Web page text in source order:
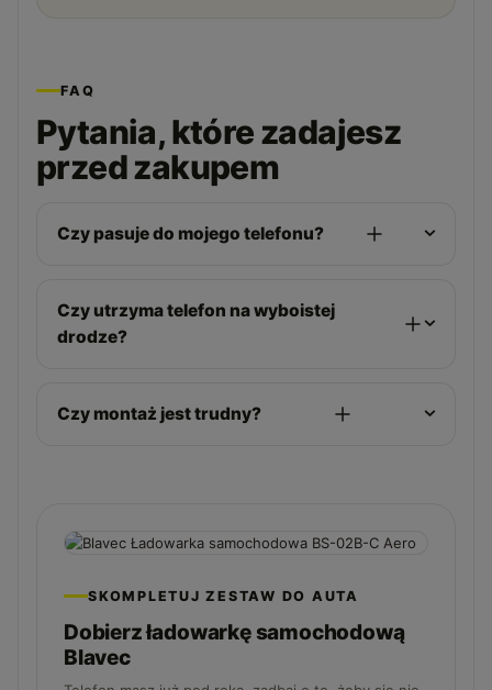
FAQ
Pytania, które zadajesz
przed zakupem
Czy pasuje do mojego telefonu?
Czy utrzyma telefon na wyboistej
drodze?
Czy montaż jest trudny?
SKOMPLETUJ ZESTAW DO AUTA
Dobierz ładowarkę samochodową
Blavec